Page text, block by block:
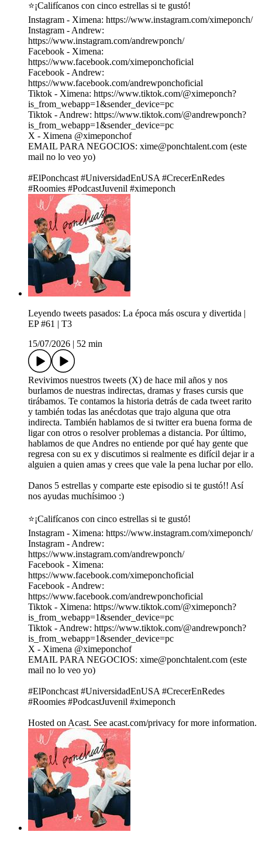
⭐️¡Califícanos con cinco estrellas si te gustó!
Instagram - Ximena: https://www.instagram.com/ximeponch/
Instagram - Andrew:
https://www.instagram.com/andrewponch/
Facebook - Ximena:
https://www.facebook.com/ximeponchoficial
Facebook - Andrew:
https://www.facebook.com/andrewponchoficial
Tiktok - Ximena: https://www.tiktok.com/@ximeponch?
is_from_webapp=1&sender_device=pc
Tiktok - Andrew: https://www.tiktok.com/@andrewponch?
is_from_webapp=1&sender_device=pc
X - Ximena @ximeponchof
EMAIL PARA NEGOCIOS: xime@ponchtalent.com (este
mail no lo veo yo)
#ElPonchcast #UniversidadEnUSA #CrecerEnRedes
#Roomies #PodcastJuvenil #ximeponch
Leyendo tweets pasados: La época más oscura y divertida |
EP #61 | T3
15/07/2026
52 min
Revivimos nuestros tweets (X) de hace mil años y nos
burlamos de nuestras indirectas, dramas y frases cursis que
tirábamos. Te contamos la historia detrás de cada tweet rarito
y también todas las anécdotas que trajo alguna que otra
indirecta. También hablamos de si twitter era buena forma de
ligar con otros o resolver problemas a distancia. Por último,
hablamos de que Andres no entiende por qué hay gente que
regresa con su ex y discutimos si realmente es difícil dejar ir a
alguien a quien amas y crees que vale la pena luchar por ello.
Danos 5 estrellas y comparte este episodio si te gustó!! Así
nos ayudas muchísimoo :)
⭐️¡Califícanos con cinco estrellas si te gustó!
Instagram - Ximena: https://www.instagram.com/ximeponch/
Instagram - Andrew:
https://www.instagram.com/andrewponch/
Facebook - Ximena:
https://www.facebook.com/ximeponchoficial
Facebook - Andrew:
https://www.facebook.com/andrewponchoficial
Tiktok - Ximena: https://www.tiktok.com/@ximeponch?
is_from_webapp=1&sender_device=pc
Tiktok - Andrew: https://www.tiktok.com/@andrewponch?
is_from_webapp=1&sender_device=pc
X - Ximena @ximeponchof
EMAIL PARA NEGOCIOS: xime@ponchtalent.com (este
mail no lo veo yo)
#ElPonchcast #UniversidadEnUSA #CrecerEnRedes
#Roomies #PodcastJuvenil #ximeponch
Hosted on Acast. See acast.com/privacy for more information.